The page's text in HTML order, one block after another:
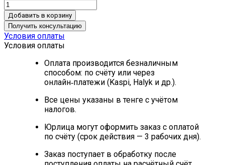
Добавить в корзину
Получить консультацию
Условия оплаты
Условия оплаты
Оплата производится безналичным
способом: по счёту или через
онлайн‑платежи (Kaspi, Halyk и др.).
Все цены указаны в тенге с учётом
налогов.
Юрлица могут оформить заказ с оплатой
по счёту (срок действия — 3 рабочих дня).
Заказ поступает в обработку после